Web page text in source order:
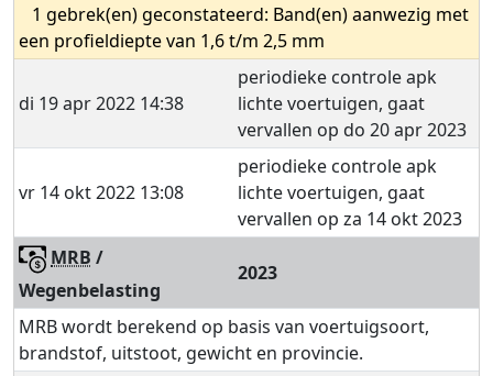
1 gebrek(en) geconstateerd: Band(en) aanwezig met
een profieldiepte van 1,6 t/m 2,5 mm
di 19 apr 2022 14:38
periodieke controle apk
lichte voertuigen, gaat
vervallen op do 20 apr 2023
vr 14 okt 2022 13:08
periodieke controle apk
lichte voertuigen, gaat
vervallen op za 14 okt 2023
MRB /
Wegenbelasting
2023
MRB wordt berekend op basis van voertuigsoort,
brandstof, uitstoot, gewicht en provincie.